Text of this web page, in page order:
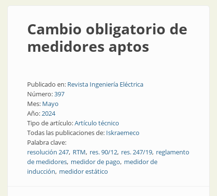
Cambio obligatorio de
medidores aptos
Publicado en: Revista Ingeniería Eléctrica
Número:397
Mes: Mayo
Año:2024
Tipo de artículo:Artículo técnico
Todas las publicaciones de: Iskraemeco
Palabra clave:
resolución 247 RTM res. 90/12 res. 247/19 reglamento
de medidores medidor de pago medidor de
inducción medidor estático